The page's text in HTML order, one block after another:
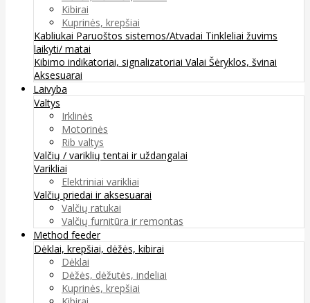
Kibirai
Kuprinės, krepšiai
Kabliukai Paruoštos sistemos/Atvadai Tinkleliai žuvims
laikyti/ matai
Kibimo indikatoriai, signalizatoriai Valai Šėryklos, švinai
Aksesuarai
Laivyba
Valtys
Irklinės
Motorinės
Rib valtys
Valčių / variklių tentai ir uždangalai
Varikliai
Elektriniai varikliai
Valčių priedai ir aksesuarai
Valčių ratukai
Valčių furnitūra ir remontas
Method feeder
Dėklai, krepšiai, dėžės, kibirai
Dėklai
Dėžės, dėžutės, indeliai
Kuprinės, krepšiai